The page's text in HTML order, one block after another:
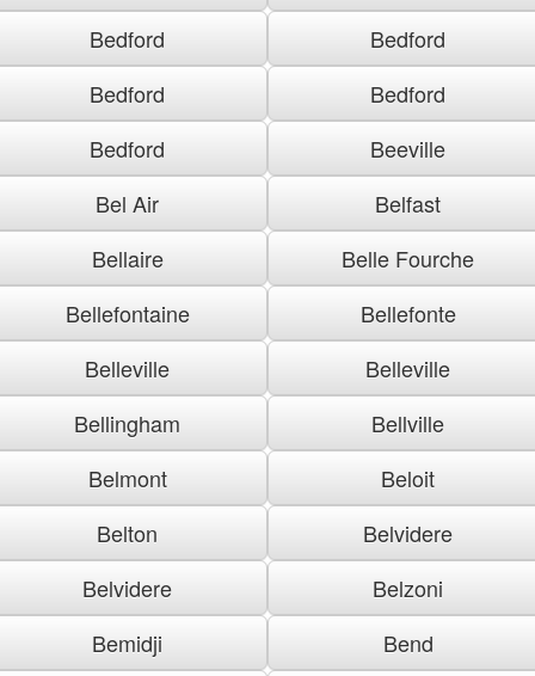
Bedford
Bedford
Bedford
Bedford
Bedford
Beeville
Bel Air
Belfast
Bellaire
Belle Fourche
Bellefontaine
Bellefonte
Belleville
Belleville
Bellingham
Bellville
Belmont
Beloit
Belton
Belvidere
Belvidere
Belzoni
Bemidji
Bend